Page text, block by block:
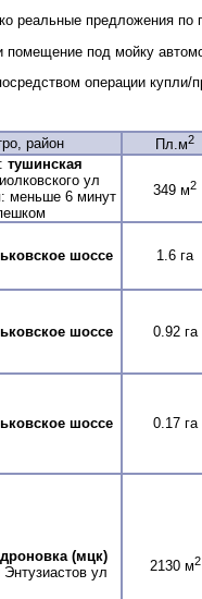
реальные предложения по
под мойку
операции
район Пл.м2
тушинская
ул
меньше 6 минут
349 м2
шоссе 1.6 га
шоссе 0.92 га
шоссе 0.17 га
(мцк)
ул
2130 м2